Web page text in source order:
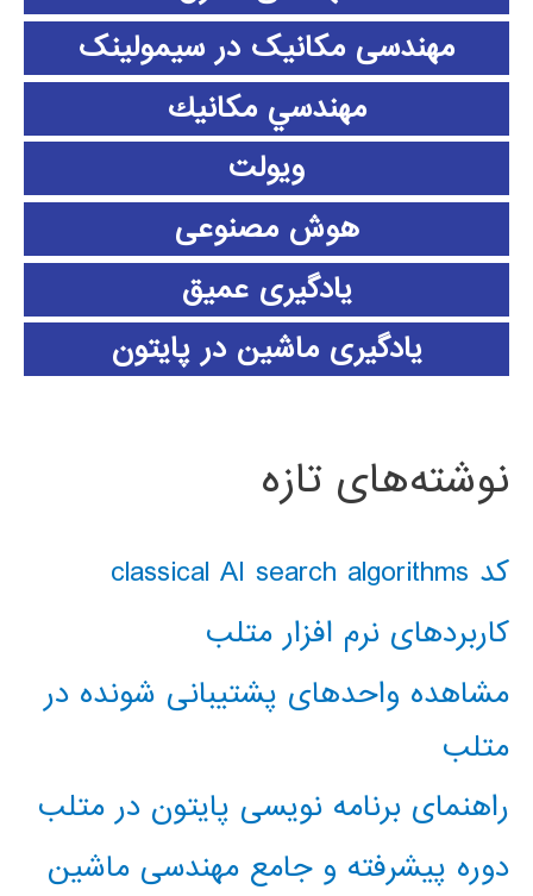
مهندسی مکانیک در سیمولینک
مهندسي مكانيك
ویولت
هوش مصنوعی
یادگیری عمیق
یادگیری ماشین در پایتون
نوشته‌های تازه
کد classical AI search algorithms
کاربردهای نرم افزار متلب
مشاهده واحدهای پشتیبانی شونده در
متلب
راهنمای برنامه نویسی پایتون در متلب
دوره پیشرفته و جامع مهندسی ماشین